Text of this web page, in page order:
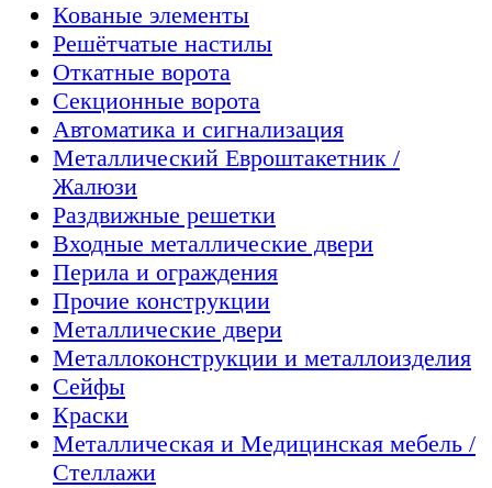
Кованые элементы
Решётчатые настилы
Откатные ворота
Секционные ворота
Автоматика и сигнализация
Металлический Евроштакетник /
Жалюзи
Раздвижные решетки
Входные металлические двери
Перила и ограждения
Прочие конструкции
Металлические двери
Металлоконструкции и металлоизделия
Сейфы
Краски
Металлическая и Медицинская мебель /
Стеллажи